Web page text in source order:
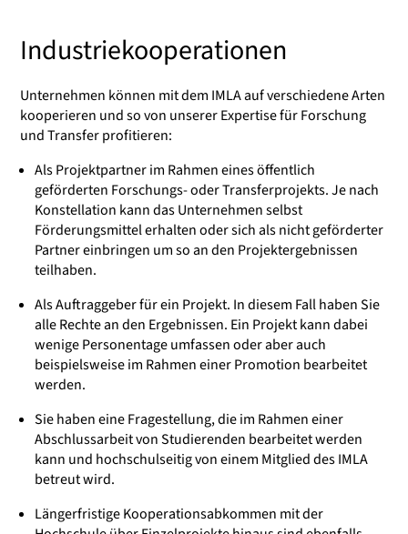
Industriekooperationen
Unternehmen können mit dem IMLA auf verschiedene Arten
kooperieren und so von unserer Expertise für Forschung
und Transfer profitieren:
Als Projektpartner im Rahmen eines öffentlich
geförderten Forschungs- oder Transferprojekts. Je nach
Konstellation kann das Unternehmen selbst
Förderungsmittel erhalten oder sich als nicht geförderter
Partner einbringen um so an den Projektergebnissen
teilhaben.
Als Auftraggeber für ein Projekt. In diesem Fall haben Sie
alle Rechte an den Ergebnissen. Ein Projekt kann dabei
wenige Personentage umfassen oder aber auch
beispielsweise im Rahmen einer Promotion bearbeitet
werden.
Sie haben eine Fragestellung, die im Rahmen einer
Abschlussarbeit von Studierenden bearbeitet werden
kann und hochschulseitig von einem Mitglied des IMLA
betreut wird.
Längerfristige Kooperationsabkommen mit der